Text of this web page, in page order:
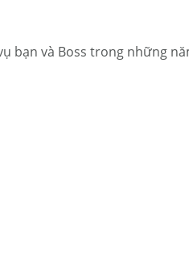
bạn và Boss trong những